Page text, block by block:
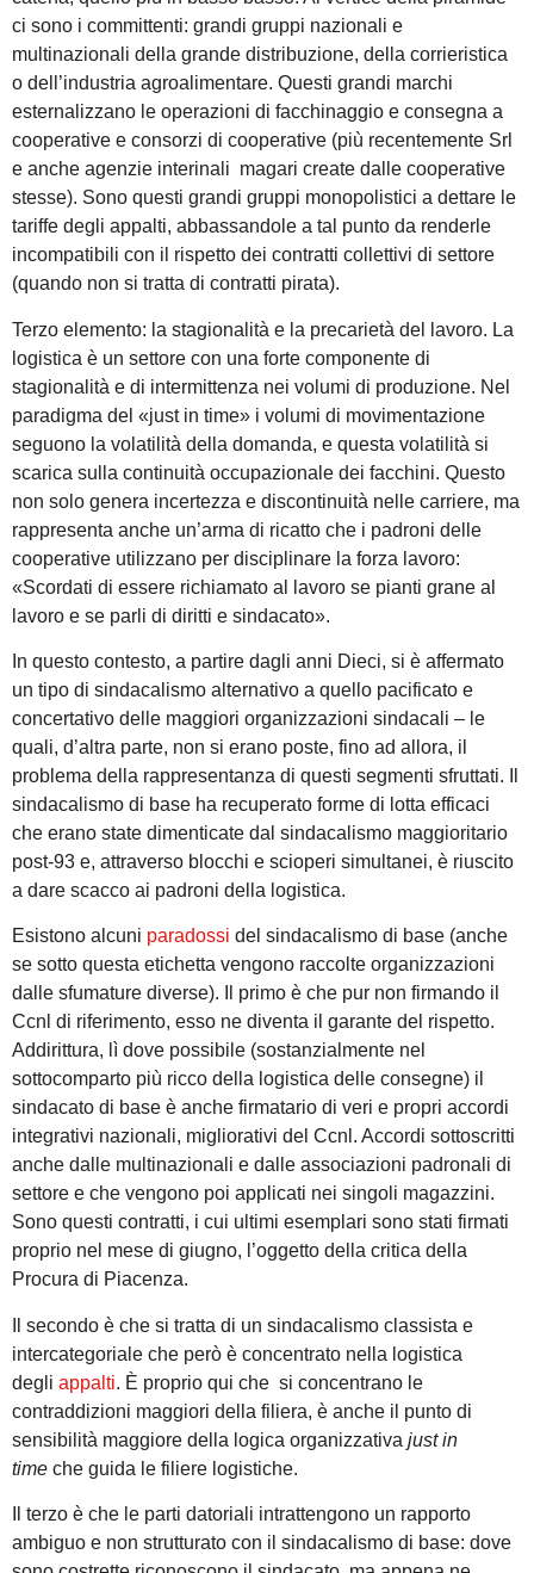
ci sono i committenti: grandi gruppi nazionali e
multinazionali della grande distribuzione, della corrieristica
o dell’industria agroalimentare. Questi grandi marchi
esternalizzano le operazioni di facchinaggio e consegna a
cooperative e consorzi di cooperative (più recentemente Srl
e anche agenzie interinali magari create dalle cooperative
stesse). Sono questi grandi gruppi monopolistici a dettare le
tariffe degli appalti, abbassandole a tal punto da renderle
incompatibili con il rispetto dei contratti collettivi di settore
(quando non si tratta di contratti pirata).
Terzo elemento: la stagionalità e la precarietà del lavoro. La
logistica è un settore con una forte componente di
stagionalità e di intermittenza nei volumi di produzione. Nel
paradigma del «just in time» i volumi di movimentazione
seguono la volatilità della domanda, e questa volatilità si
scarica sulla continuità occupazionale dei facchini. Questo
non solo genera incertezza e discontinuità nelle carriere, ma
rappresenta anche un’arma di ricatto che i padroni delle
cooperative utilizzano per disciplinare la forza lavoro:
«Scordati di essere richiamato al lavoro se pianti grane al
lavoro e se parli di diritti e sindacato».
In questo contesto, a partire dagli anni Dieci, si è affermato
un tipo di sindacalismo alternativo a quello pacificato e
concertativo delle maggiori organizzazioni sindacali – le
quali, d’altra parte, non si erano poste, fino ad allora, il
problema della rappresentanza di questi segmenti sfruttati. Il
sindacalismo di base ha recuperato forme di lotta efficaci
che erano state dimenticate dal sindacalismo maggioritario
post-93 e, attraverso blocchi e scioperi simultanei, è riuscito
a dare scacco ai padroni della logistica.
Esistono alcuni paradossi del sindacalismo di base (anche
se sotto questa etichetta vengono raccolte organizzazioni
dalle sfumature diverse). Il primo è che pur non firmando il
Ccnl di riferimento, esso ne diventa il garante del rispetto.
Addirittura, lì dove possibile (sostanzialmente nel
sottocomparto più ricco della logistica delle consegne) il
sindacato di base è anche firmatario di veri e propri accordi
integrativi nazionali, migliorativi del Ccnl. Accordi sottoscritti
anche dalle multinazionali e dalle associazioni padronali di
settore e che vengono poi applicati nei singoli magazzini.
Sono questi contratti, i cui ultimi esemplari sono stati firmati
proprio nel mese di giugno, l’oggetto della critica della
Procura di Piacenza.
Il secondo è che si tratta di un sindacalismo classista e
intercategoriale che però è concentrato nella logistica
degli appalti. È proprio qui che si concentrano le
contraddizioni maggiori della filiera, è anche il punto di
sensibilità maggiore della logica organizzativa just in
time che guida le filiere logistiche.
Il terzo è che le parti datoriali intrattengono un rapporto
ambiguo e non strutturato con il sindacalismo di base: dove